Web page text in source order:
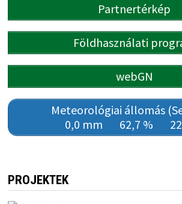
Partnertérkép
Földhasználati
webGN
Meteorológiai állomás
0,0 mm
62,7 %
PROJEKTEK